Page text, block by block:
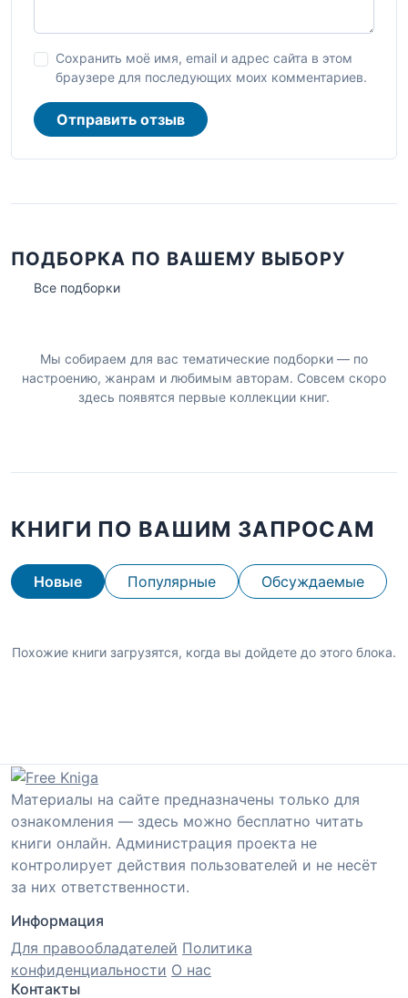
Сохранить моё имя, email и адрес сайта в этом
браузере для последующих моих комментариев.
Отправить отзыв
ПОДБОРКА ПО ВАШЕМУ ВЫБОРУ
Все подборки
Мы собираем для вас тематические подборки — по
настроению, жанрам и любимым авторам. Совсем скоро
здесь появятся первые коллекции книг.
КНИГИ ПО ВАШИМ ЗАПРОСАМ
Новые Популярные Обсуждаемые
Похожие книги загрузятся, когда вы дойдете до этого блока.
Материалы на сайте предназначены только для
ознакомления — здесь можно бесплатно читать
книги онлайн. Администрация проекта не
контролирует действия пользователей и не несёт
за них ответственности.
Информация
Для правообладателей Политика
конфиденциальности О нас
Контакты